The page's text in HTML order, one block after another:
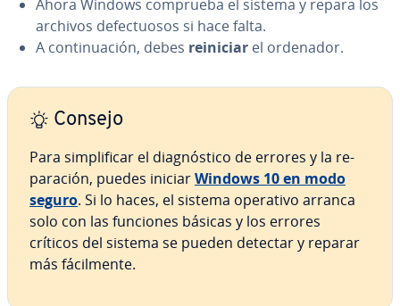
Ahora Windows comprueba el sistema y repara los
archivos de­fe­c­tuo­sos si hace falta.
A co­n­ti­nua­ción, debes reiniciar el ordenador.
Consejo
Para si­m­pli­fi­car el dia­g­nó­s­ti­co de errores y la re­
pa­ra­ción, puedes iniciarWindows 10 en modo
seguro. Si lo haces, el sistema operativo arranca
solo con las funciones básicas y los errores
críticos del sistema se pueden detectar y reparar
más fá­ci­l­me­n­te.